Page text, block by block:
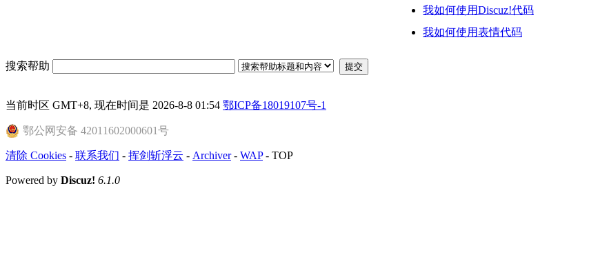
我如何使用Discuz!代码
我如何使用表情代码
搜索帮助 提交
当前时区 GMT+8, 现在时间是 2026-8-8 01:54 鄂ICP备18019107号-1
鄂公网安备 42011602000601号
清除 Cookies - 联系我们 - 挥剑斩浮云 - Archiver- WAP- TOP
Powered by Discuz! 6.1.0